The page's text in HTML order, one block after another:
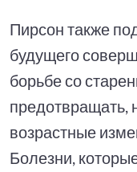
Пирсон также
будущего
борьбе со
предотвращать,
возрастные
Болезни,